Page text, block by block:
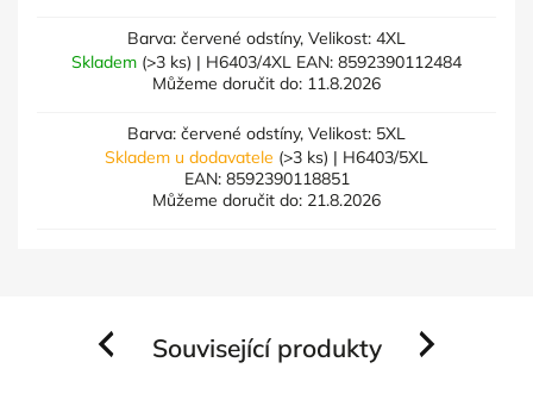
Barva: červené odstíny, Velikost: 4XL
Skladem (>3 ks) | H6403/4XL EAN: 8592390112484
Můžeme doručit do: 11.8.2026
Barva: červené odstíny, Velikost: 5XL
Skladem u dodavatele (>3 ks) | H6403/5XL
EAN: 8592390118851
Můžeme doručit do: 21.8.2026
Související produkty
Previous Next